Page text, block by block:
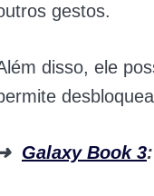
gestos.
disso, ele p
Galaxy Book 3